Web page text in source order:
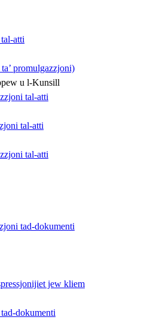
atti
promulgazzjoni)
u l‑Kunsill
tal-atti
tal-atti
tal-atti
tad-dokumenti
jew kliem
dokumenti